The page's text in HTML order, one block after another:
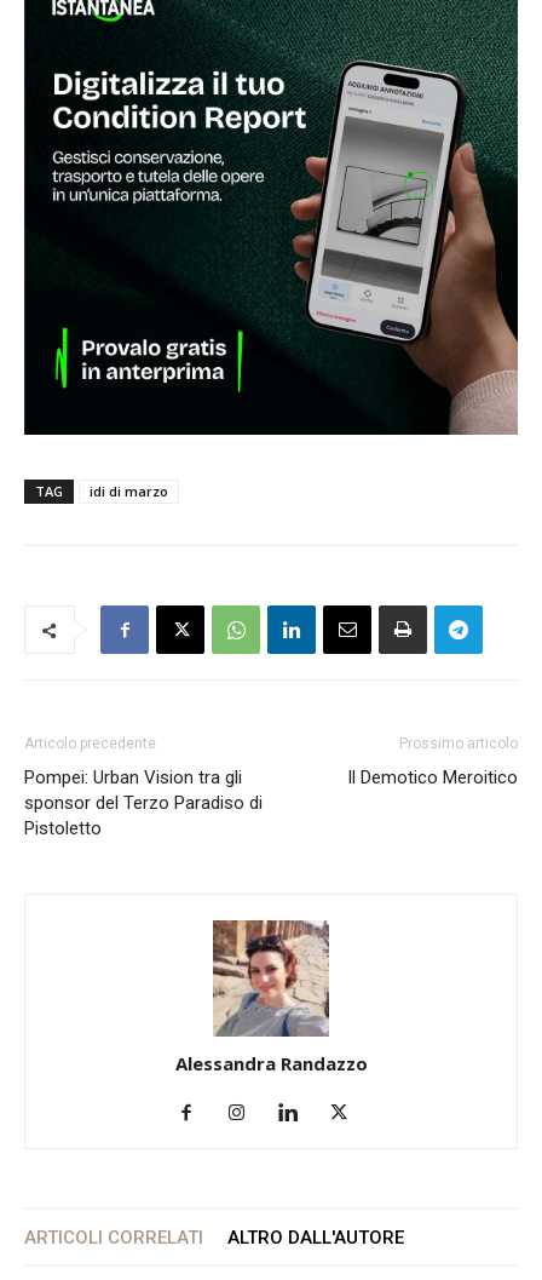
TAG idi di marzo
Articolo precedente
Pompei: Urban Vision tra gli
sponsor del Terzo Paradiso di
Pistoletto
Prossimo articolo
Il Demotico Meroitico
Alessandra Randazzo
ARTICOLI CORRELATI ALTRO DALL'AUTORE